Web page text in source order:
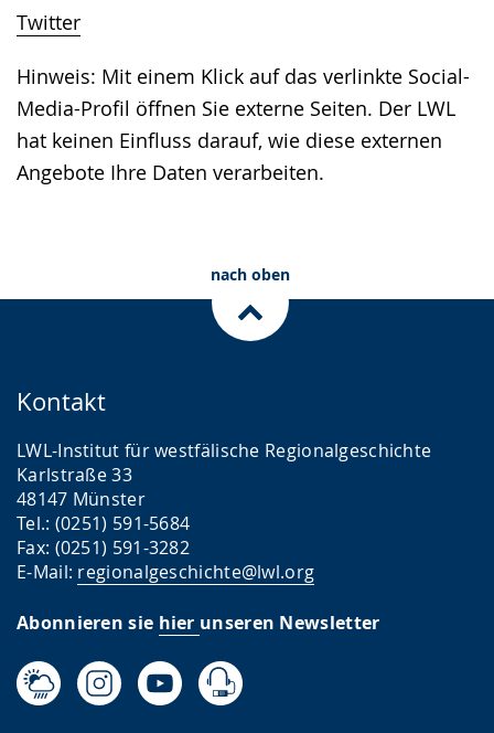
Twitter
Hinweis: Mit einem Klick auf das verlinkte Social-
Media-Profil öffnen Sie externe Seiten. Der LWL
hat keinen Einfluss darauf, wie diese externen
Angebote Ihre Daten verarbeiten.
wird
nach oben
Kontakt
LWL-Institut für westfälische Regionalgeschichte
Karlstraße 33
48147 Münster
Tel.: (0251) 591-5684
Fax: (0251) 591-3282
E-Mail: regionalgeschichte@lwl.org
Abonnieren sie hier unseren Newsletter